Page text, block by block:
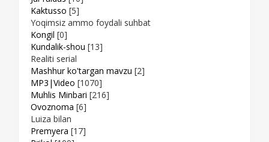
Kaktusso [5]
Yoqimsiz ammo foydali suhbat
Kongil [0]
Kundalik-shou [13]
Realiti serial
Mashhur ko'targan mavzu [2]
MP3|Video [1070]
Muhlis Minbari [216]
Ovoznoma [6]
Luiza bilan
Premyera [17]